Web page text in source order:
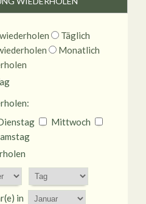
Täglich
Monatlich
Mittwoch
in